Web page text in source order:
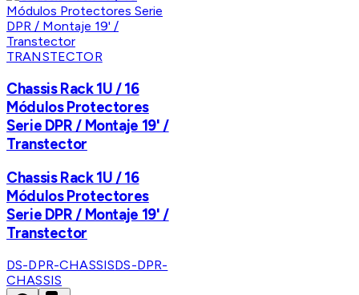
TRANSTECTOR
Chassis Rack 1U / 16
Módulos Protectores
Serie DPR / Montaje 19' /
Transtector
Chassis Rack 1U / 16
Módulos Protectores
Serie DPR / Montaje 19' /
Transtector
DS-DPR-CHASSISDS-DPR-
CHASSIS